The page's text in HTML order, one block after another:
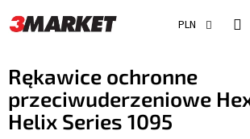
do
treści
PLN
Rękawice ochronne
przeciwuderzeniowe
Helix Series 1095